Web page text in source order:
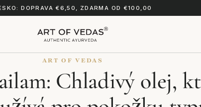
DOPRAVA €6,50, ZDARMA OD €100,00
ART OF VEDAS
Chladivý olej,